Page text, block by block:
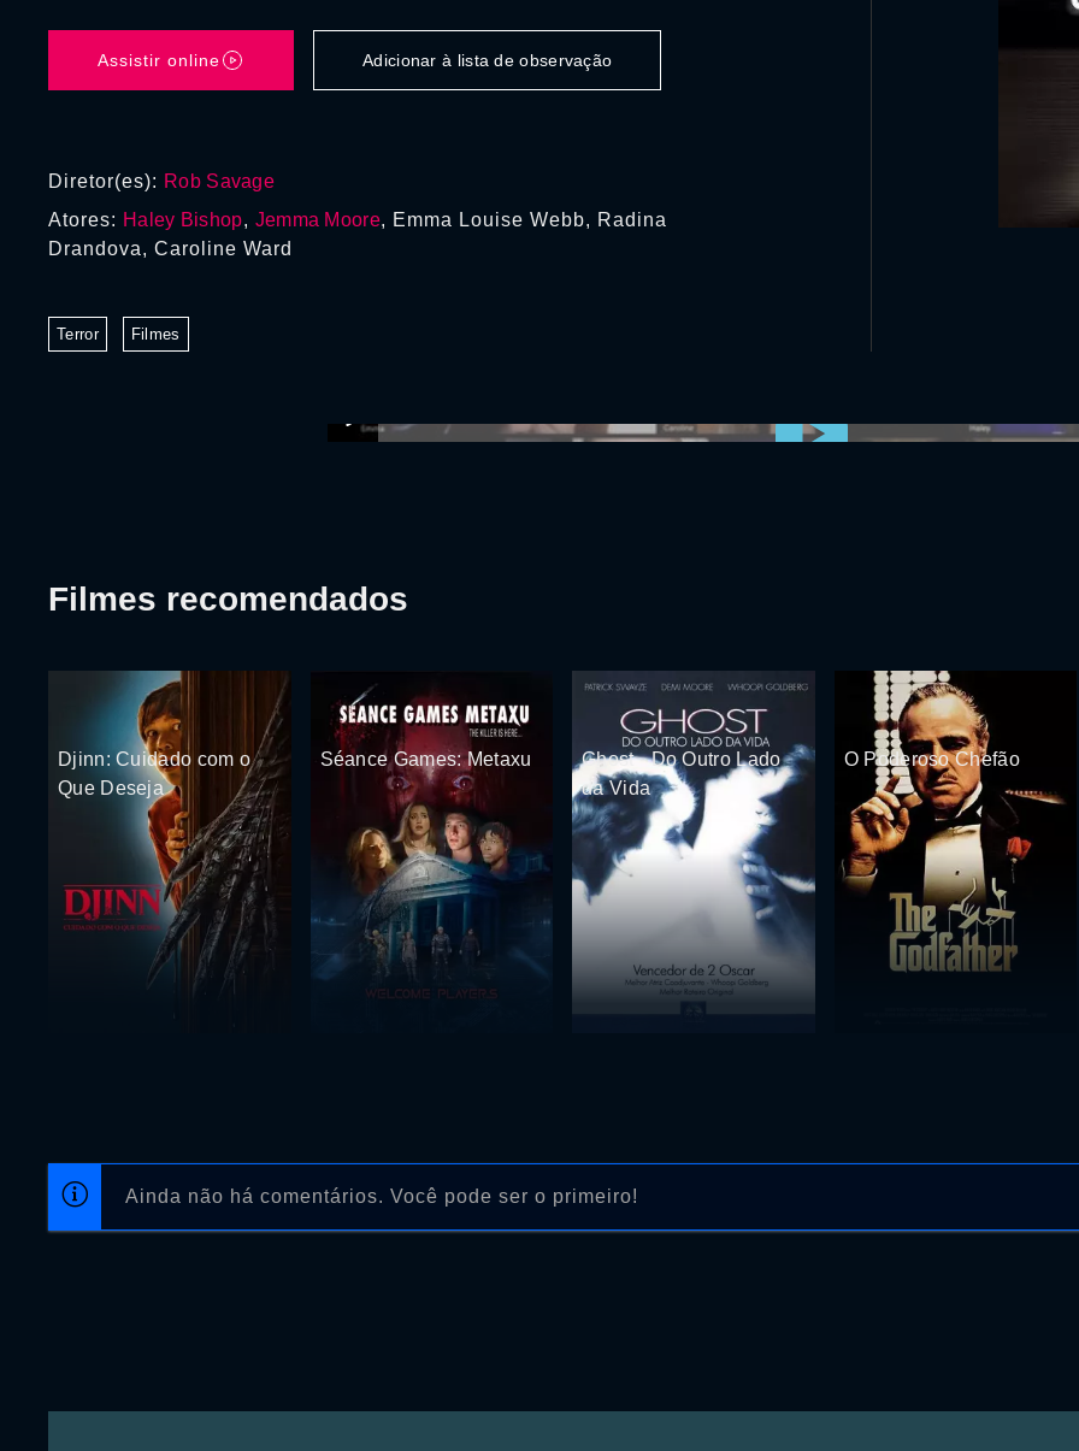
Assistir online Adicionar à lista de observação
Diretor(es): Rob Savage
Atores: Haley Bishop, Jemma Moore, Emma Louise Webb, Radina
Drandova, Caroline Ward
Terror Filmes
Ainda não há comentários. Você pode ser o primeiro!
Filmes recomendados
Djinn: Cuidado com o
Que Deseja
Séance Games: Metaxu
Ghost - Do Outro Lado
da Vida
O Poderoso Chefão